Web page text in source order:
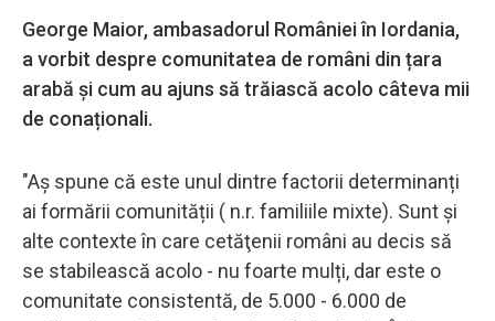
George Maior, ambasadorul României în Iordania,
a vorbit despre comunitatea de români din țara
arabă și cum au ajuns să trăiască acolo câteva mii
de conaționali.
"Aș spune că este unul dintre factorii determinanți
ai formării comunității ( n.r. familiile mixte). Sunt și
alte contexte în care cetăţenii români au decis să
se stabilească acolo - nu foarte mulți, dar este o
comunitate consistentă, de 5.000 - 6.000 de